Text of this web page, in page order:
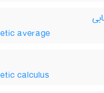
average
calculus